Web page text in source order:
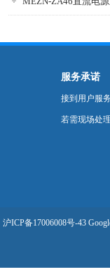
服务承诺
接到用户服
若需现场处
沪ICP备17006008号-43